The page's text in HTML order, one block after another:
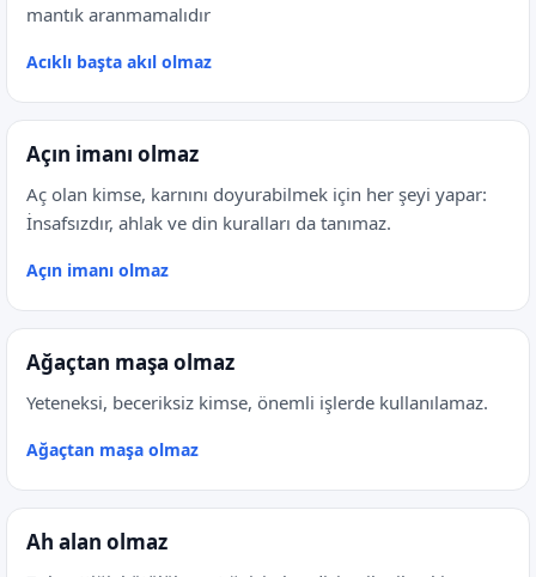
mantık aranmamalıdır
Acıklı başta akıl olmaz
Açın imanı olmaz
Aç olan kimse, karnını doyurabilmek için her şeyi yapar:
İnsafsızdır, ahlak ve din kuralları da tanımaz.
Açın imanı olmaz
Ağaçtan maşa olmaz
Yeteneksi, beceriksiz kimse, önemli işlerde kullanılamaz.
Ağaçtan maşa olmaz
Ah alan olmaz